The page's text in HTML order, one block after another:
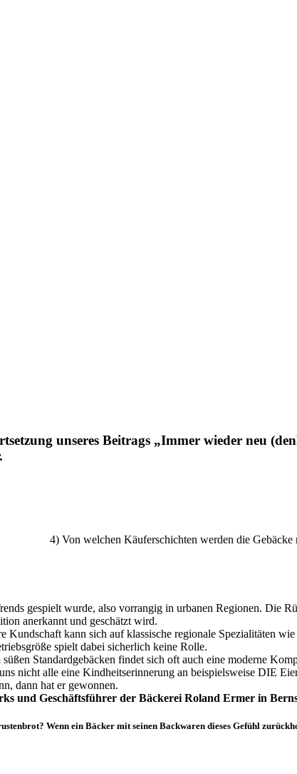
unseres Beitrags „Immer wieder neu
Käuferschichten werden die Gebäcke
gespielt wurde, also vorrangig in urbanen Regionen. Die
anerkannt und geschätzt wird.
kann sich auf klassische regionale Spezialitäten
spielt dabei sicherlich keine Rolle.
Standardgebäcken findet sich oft auch eine moderne
nicht alle eine Kindheitserinnerung an beispielsweise DIE
dann hat er gewonnen.
und Geschäftsführer der Bäckerei Roland Ermer in
Wenn ein Bäcker mit seinen Backwaren dieses Gefühl